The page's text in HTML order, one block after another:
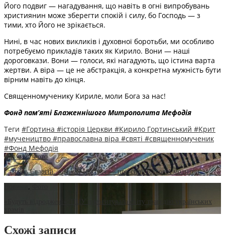
Його подвиг — нагадування, що навіть в огні випробувань
християнин може зберегти спокій і силу, бо Господь — з
тими, хто Його не зрікається.
Нині, в час нових викликів і духовної боротьби, ми особливо
потребуємо прикладів таких як Кирило. Вони — наші
дороговкази. Вони — голоси, які нагадують, що істина варта
жертви. А віра — це не абстракція, а конкретна мужність бути
вірним навіть до кінця.
Священномученику Кириле, моли Бога за нас!
Фонд пам’яті Блаженнішого Митрополита Мефодія
Теги #Гортина #історія Церкви #Кирило Гортинський #Крит
#мучеництво #православна віра #святі #священномученик
#Фонд Мефодія
Новини,Фото
Старець Єваргій: «Дихай Ісусом» — про силу Ісусової молитви
«Будуть відроджені»: ПЦУ презентувала світу трагедію українських
Схожі записи